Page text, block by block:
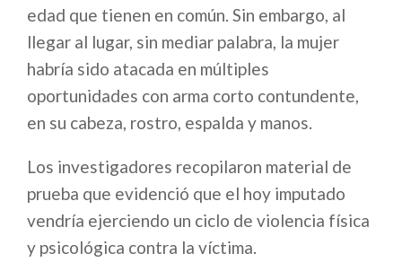
edad que tienen en común. Sin embargo, al
llegar al lugar, sin mediar palabra, la mujer
habría sido atacada en múltiples
oportunidades con arma corto contundente,
en su cabeza, rostro, espalda y manos.
Los investigadores recopilaron material de
prueba que evidenció que el hoy imputado
vendría ejerciendo un ciclo de violencia física
y psicológica contra la víctima.